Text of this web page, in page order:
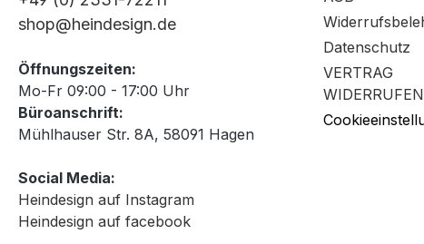
shop@heindesign.de
Öffnungszeiten:
Mo-Fr 09:00 - 17:00 Uhr
Büroanschrift:
Mühlhauser Str. 8A, 58091 Hagen
Social Media:
Heindesign auf Instagram
Heindesign auf facebook
Datenschutz
VERTRAG
WIDERRUFEN